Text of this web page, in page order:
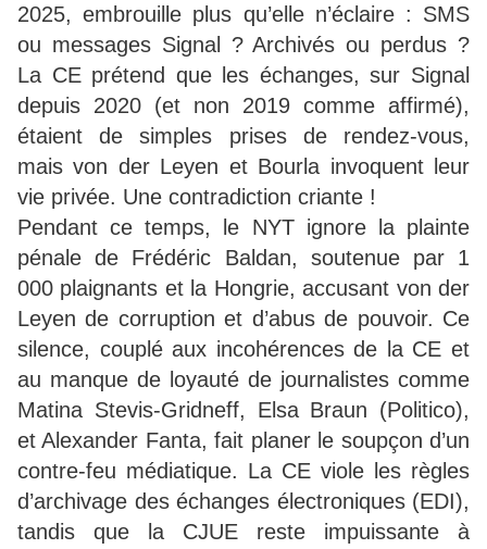
2025, embrouille plus qu’elle n’éclaire : SMS
ou messages Signal ? Archivés ou perdus ?
La CE prétend que les échanges, sur Signal
depuis 2020 (et non 2019 comme affirmé),
étaient de simples prises de rendez-vous,
mais von der Leyen et Bourla invoquent leur
vie privée. Une contradiction criante !
Pendant ce temps, le NYT ignore la plainte
pénale de Frédéric Baldan, soutenue par 1
000 plaignants et la Hongrie, accusant von der
Leyen de corruption et d’abus de pouvoir. Ce
silence, couplé aux incohérences de la CE et
au manque de loyauté de journalistes comme
Matina Stevis-Gridneff, Elsa Braun (Politico),
et Alexander Fanta, fait planer le soupçon d’un
contre-feu médiatique. La CE viole les règles
d’archivage des échanges électroniques (EDI),
tandis que la CJUE reste impuissante à